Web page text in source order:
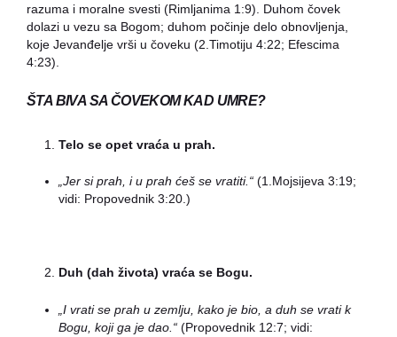
razuma i moralne svesti (Rimljanima 1:9). Duhom čovek
dolazi u vezu sa Bogom; duhom počinje delo obnovljenja,
koje Jevanđelje vrši u čoveku (2.Timotiju 4:22; Efescima
4:23).
ŠTA BIVA SA ČOVEKOM KAD UMRE?
Telo se opet vraća u prah.
„Jer si prah, i u prah ćeš se vratiti.“ (1.Mojsijeva 3:19;
vidi: Propovednik 3:20.)
Duh (dah života) vraća se Bogu.
„I vrati se prah u zemlju, kako je bio, a duh se vrati k
Bogu, koji ga je dao.“ (Propovednik 12:7; vidi: